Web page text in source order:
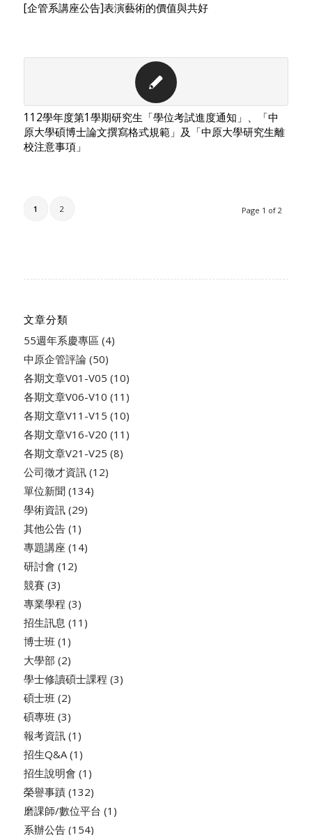
[企管系講座公告]表演藝術的價值與共好
112學年度第1學期研究生「學位考試進度通知」、「中
原大學碩博士論文撰寫格式規範」及「中原大學研究生離
校注意事項」
Page 1 of 2
1 2
文章分類
55週年系慶專區 (4)
中原企管評論(50)
各期文章V01-V05 (10)
各期文章V06-V10 (11)
各期文章V11-V15 (10)
各期文章V16-V20 (11)
各期文章V21-V25 (8)
公司徵才資訊(12)
單位新聞(134)
學術資訊(29)
其他公告(1)
專題講座 (14)
研討會 (12)
競賽 (3)
專業學程 (3)
招生訊息 (11)
博士班(1)
大學部 (2)
學士修讀碩士課程 (3)
碩士班(2)
碩專班(3)
報考資訊(1)
招生Q&A(1)
招生說明會 (1)
榮譽事蹟(132)
磨課師/數位平台 (1)
系辦公告(154)